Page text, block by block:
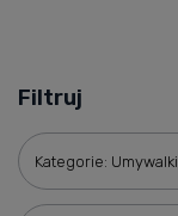
Filtruj
Kategorie: